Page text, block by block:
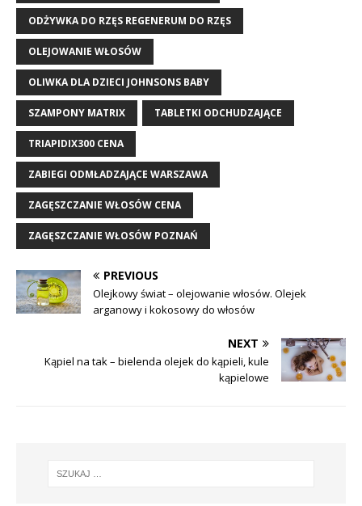
ODŻYWKA DO RZĘS REGENERUM DO RZĘS
OLEJOWANIE WŁOSÓW
OLIWKA DLA DZIECI JOHNSONS BABY
SZAMPONY MATRIX TABLETKI ODCHUDZAJĄCE
TRIAPIDIX300 CENA
ZABIEGI ODMŁADZAJĄCE WARSZAWA
ZAGĘSZCZANIE WŁOSÓW CENA
ZAGĘSZCZANIE WŁOSÓW POZNAŃ
PREVIOUS
Olejkowy świat – olejowanie włosów. Olejek
arganowy i kokosowy do włosów
NEXT
Kąpiel na tak – bielenda olejek do kąpieli, kule
kąpielowe